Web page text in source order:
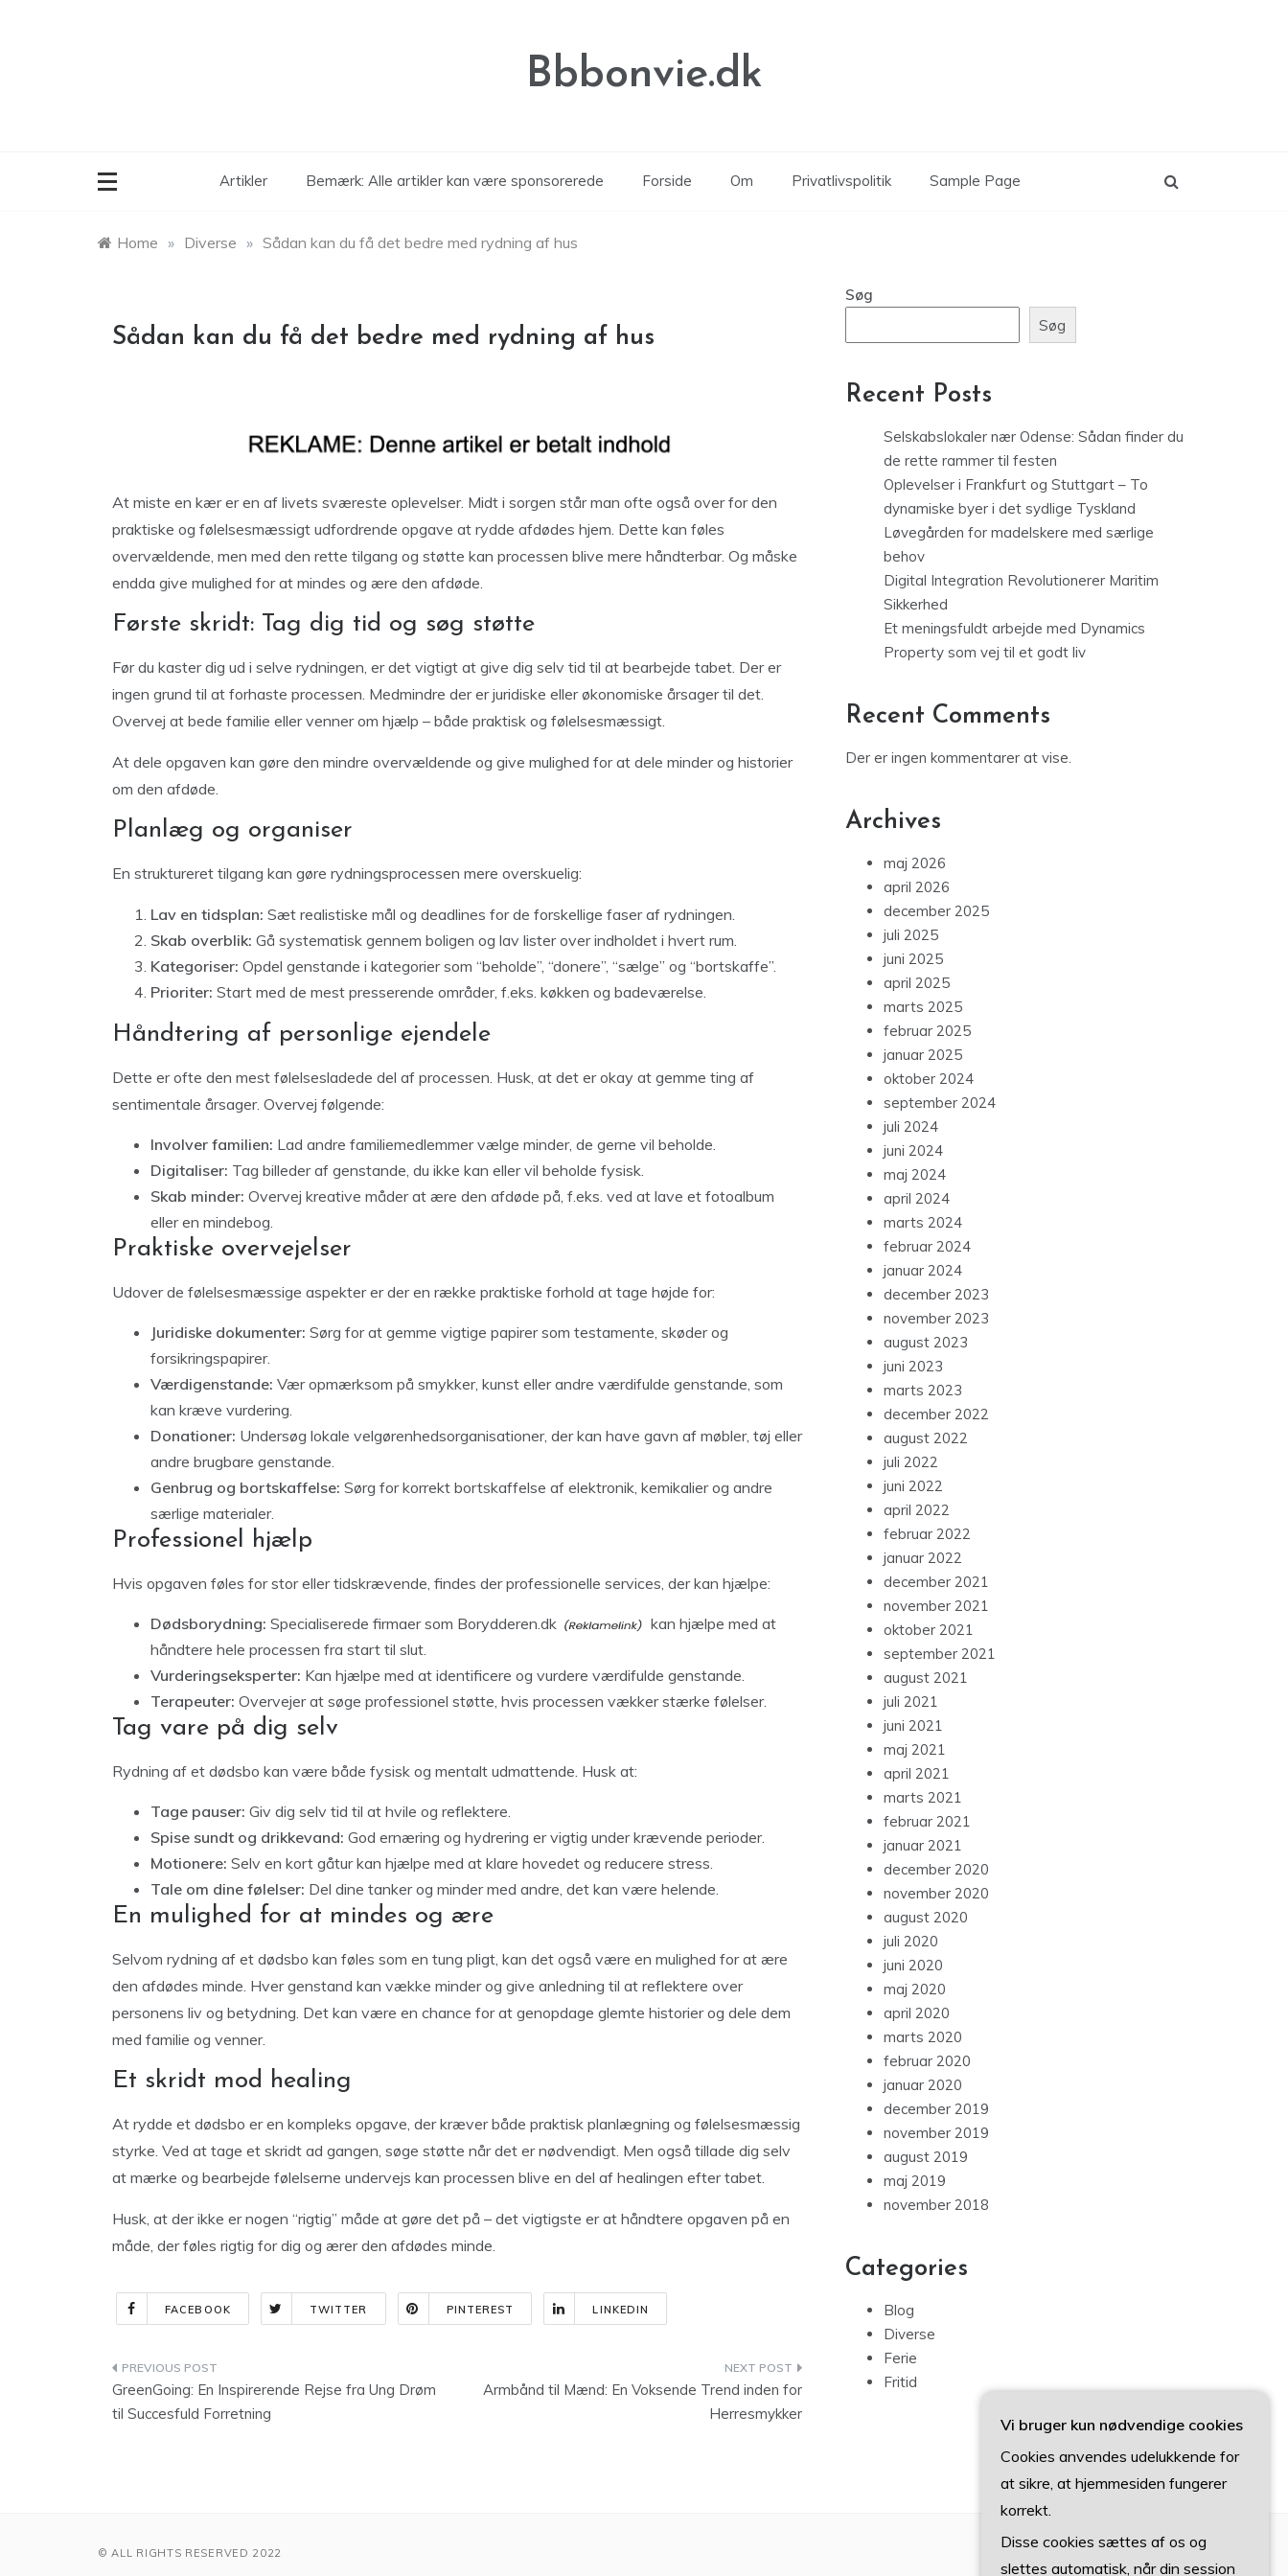
Bbbonvie.dk
Artikler Bemærk: Alle artikler kan være sponsorerede Forside Om Privatlivspolitik Sample Page
Home » Diverse » Sådan kan du få det bedre med rydning af hus
Sådan kan du få det bedre med rydning af hus
At miste en kær er en af livets sværeste oplevelser. Midt i sorgen står man ofte også over for den
praktiske og følelsesmæssigt udfordrende opgave at rydde afdødes hjem. Dette kan føles
overvældende, men med den rette tilgang og støtte kan processen blive mere håndterbar. Og måske
endda give mulighed for at mindes og ære den afdøde.
Første skridt: Tag dig tid og søg støtte
Før du kaster dig ud i selve rydningen, er det vigtigt at give dig selv tid til at bearbejde tabet. Der er
ingen grund til at forhaste processen. Medmindre der er juridiske eller økonomiske årsager til det.
Overvej at bede familie eller venner om hjælp – både praktisk og følelsesmæssigt.
At dele opgaven kan gøre den mindre overvældende og give mulighed for at dele minder og historier
om den afdøde.
Planlæg og organiser
En struktureret tilgang kan gøre rydningsprocessen mere overskuelig:
Lav en tidsplan: Sæt realistiske mål og deadlines for de forskellige faser af rydningen.
Skab overblik: Gå systematisk gennem boligen og lav lister over indholdet i hvert rum.
Kategoriser: Opdel genstande i kategorier som “beholde”, “donere”, “sælge” og “bortskaffe”.
Prioriter: Start med de mest presserende områder, f.eks. køkken og badeværelse.
Håndtering af personlige ejendele
Dette er ofte den mest følelsesladede del af processen. Husk, at det er okay at gemme ting af
sentimentale årsager. Overvej følgende:
Involver familien: Lad andre familiemedlemmer vælge minder, de gerne vil beholde.
Digitaliser: Tag billeder af genstande, du ikke kan eller vil beholde fysisk.
Skab minder: Overvej kreative måder at ære den afdøde på, f.eks. ved at lave et fotoalbum
eller en mindebog.
Praktiske overvejelser
Udover de følelsesmæssige aspekter er der en række praktiske forhold at tage højde for:
Juridiske dokumenter: Sørg for at gemme vigtige papirer som testamente, skøder og
forsikringspapirer.
Værdigenstande: Vær opmærksom på smykker, kunst eller andre værdifulde genstande, som
kan kræve vurdering.
Donationer: Undersøg lokale velgørenhedsorganisationer, der kan have gavn af møbler, tøj eller
andre brugbare genstande.
Genbrug og bortskaffelse: Sørg for korrekt bortskaffelse af elektronik, kemikalier og andre
særlige materialer.
Professionel hjælp
Hvis opgaven føles for stor eller tidskrævende, findes der professionelle services, der kan hjælpe:
Dødsborydning: Specialiserede firmaer som Borydderen.dk
kan hjælpe med at
håndtere hele processen fra start til slut.
Vurderingseksperter: Kan hjælpe med at identificere og vurdere værdifulde genstande.
Terapeuter: Overvejer at søge professionel støtte, hvis processen vækker stærke følelser.
Tag vare på dig selv
Rydning af et dødsbo kan være både fysisk og mentalt udmattende. Husk at:
Tage pauser: Giv dig selv tid til at hvile og reflektere.
Spise sundt og drikkevand: God ernæring og hydrering er vigtig under krævende perioder.
Motionere: Selv en kort gåtur kan hjælpe med at klare hovedet og reducere stress.
Tale om dine følelser: Del dine tanker og minder med andre, det kan være helende.
En mulighed for at mindes og ære
Selvom rydning af et dødsbo kan føles som en tung pligt, kan det også være en mulighed for at ære
den afdødes minde. Hver genstand kan vække minder og give anledning til at reflektere over
personens liv og betydning. Det kan være en chance for at genopdage glemte historier og dele dem
med familie og venner.
Et skridt mod healing
At rydde et dødsbo er en kompleks opgave, der kræver både praktisk planlægning og følelsesmæssig
styrke. Ved at tage et skridt ad gangen, søge støtte når det er nødvendigt. Men også tillade dig selv
at mærke og bearbejde følelserne undervejs kan processen blive en del af healingen efter tabet.
Husk, at der ikke er nogen “rigtig” måde at gøre det på – det vigtigste er at håndtere opgaven på en
måde, der føles rigtig for dig og ærer den afdødes minde.
FACEBOOK TWITTER PINTEREST LINKEDIN
Indlægsnavigation
GreenGoing: En Inspirerende Rejse fra Ung Drøm
til Succesfuld Forretning
Armbånd til Mænd: En Voksende Trend inden for
Herresmykker
Søg
Søg
Recent Posts
Selskabslokaler nær Odense: Sådan finder du
de rette rammer til festen
Oplevelser i Frankfurt og Stuttgart – To
dynamiske byer i det sydlige Tyskland
Løvegården for madelskere med særlige
behov
Digital Integration Revolutionerer Maritim
Sikkerhed
Et meningsfuldt arbejde med Dynamics
Property som vej til et godt liv
Recent Comments
Der er ingen kommentarer at vise.
Archives
maj 2026
april 2026
december 2025
juli 2025
juni 2025
april 2025
marts 2025
februar 2025
januar 2025
oktober 2024
september 2024
juli 2024
juni 2024
maj 2024
april 2024
marts 2024
februar 2024
januar 2024
december 2023
november 2023
august 2023
juni 2023
marts 2023
december 2022
august 2022
juli 2022
juni 2022
april 2022
februar 2022
januar 2022
december 2021
november 2021
oktober 2021
september 2021
august 2021
juli 2021
juni 2021
maj 2021
april 2021
marts 2021
februar 2021
januar 2021
december 2020
november 2020
august 2020
juli 2020
juni 2020
maj 2020
april 2020
marts 2020
februar 2020
januar 2020
december 2019
november 2019
august 2019
maj 2019
november 2018
Categories
Blog
Diverse
Ferie
Fritid
© ALL RIGHTS RESERVED 2022
Vi bruger kun nødvendige cookies
Cookies anvendes udelukkende for
at sikre, at hjemmesiden fungerer
korrekt.
Disse cookies sættes af os og
slettes automatisk, når din session